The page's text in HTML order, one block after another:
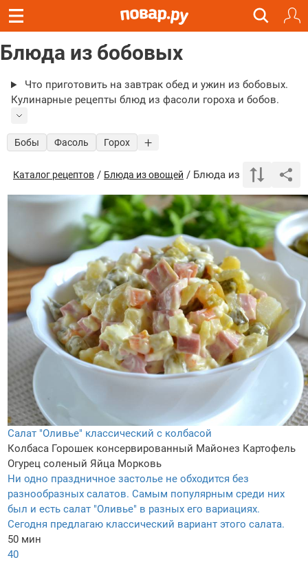
Блюда из бобовых
Что приготовить на завтрак обед и ужин из бобовых.
Кулинарные рецепты блюд из фасоли гороха и бобов.
Бобы Фасоль Горох
Каталог рецептов / Блюда из овощей / Блюда из бобовых
Салат "Оливье" классический с колбасой
Колбаса Горошек консервированный Майонез Картофель
Огурец соленый Яйца Морковь
Ни одно праздничное застолье не обходится без
разнообразных салатов. Самым популярным среди них
был и есть салат "Оливье" в разных его вариациях.
Сегодня предлагаю классический вариант этого салата.
50 мин
40